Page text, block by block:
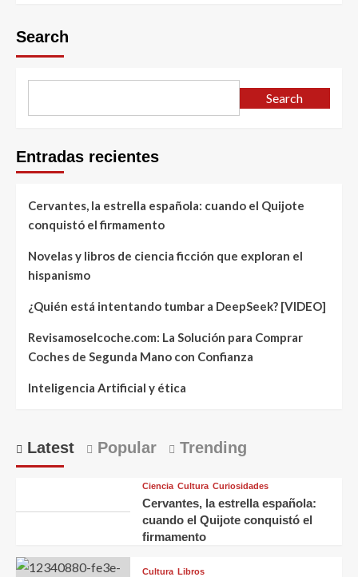
Search
Search
Entradas recientes
Cervantes, la estrella española: cuando el Quijote
conquistó el firmamento
Novelas y libros de ciencia ficción que exploran el
hispanismo
¿Quién está intentando tumbar a DeepSeek? [VIDEO]
Revisamoselcoche.com: La Solución para Comprar
Coches de Segunda Mano con Confianza
Inteligencia Artificial y ética
Latest Popular Trending
Ciencia Cultura Curiosidades
Cervantes, la estrella española:
cuando el Quijote conquistó el
firmamento
Cultura Libros